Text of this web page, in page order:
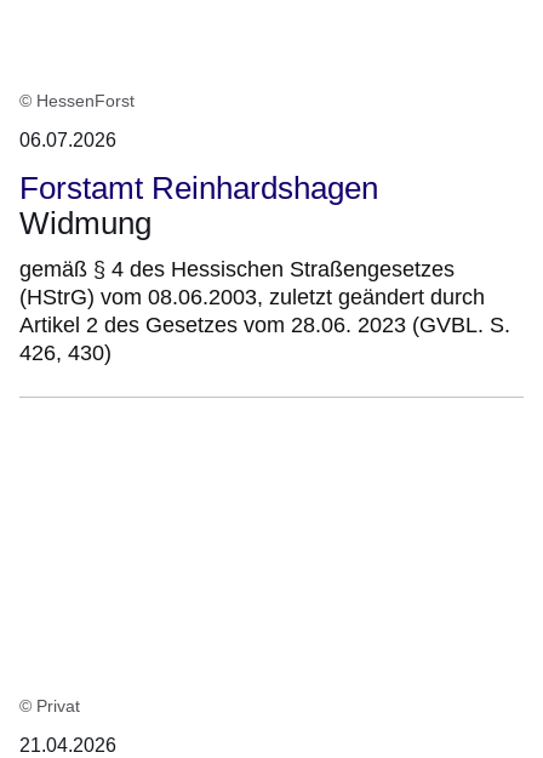
© HessenForst
06.07.2026
Forstamt Reinhardshagen
Widmung
gemäß § 4 des Hessischen Straßengesetzes
(HStrG) vom 08.06.2003, zuletzt geändert durch
Artikel 2 des Gesetzes vom 28.06. 2023 (GVBL. S.
426, 430)
© Privat
21.04.2026